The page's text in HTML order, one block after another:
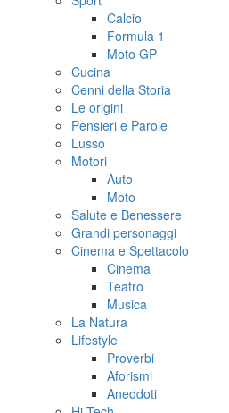
Calcio
Formula 1
Moto GP
Cucina
Cenni della Storia
Le origini
Pensieri e Parole
Lusso
Motori
Auto
Moto
Salute e Benessere
Grandi personaggi
Cinema e Spettacolo
Cinema
Teatro
Musica
La Natura
Lifestyle
Proverbi
Aforismi
Aneddoti